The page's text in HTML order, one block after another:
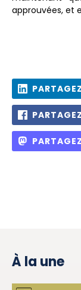
approuvées, et
À la une